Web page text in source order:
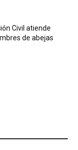
Civil atiende
de abejas